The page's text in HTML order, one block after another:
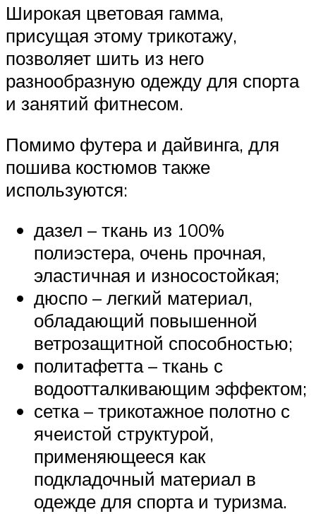
Широкая цветовая гамма,
присущая этому трикотажу,
позволяет шить из него
разнообразную одежду для спорта
и занятий фитнесом.
Помимо футера и дайвинга, для
пошива костюмов также
используются:
дазел – ткань из 100%
полиэстера, очень прочная,
эластичная и износостойкая;
дюспо – легкий материал,
обладающий повышенной
ветрозащитной способностью;
политафетта – ткань с
водоотталкивающим эффектом;
сетка – трикотажное полотно с
ячеистой структурой,
применяющееся как
подкладочный материал в
одежде для спорта и туризма.